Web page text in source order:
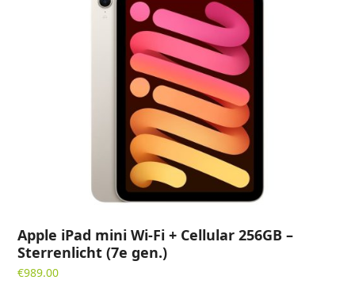
Apple iPad mini Wi-Fi + Cellular 256GB –
Sterrenlicht (7e gen.)
€989.00